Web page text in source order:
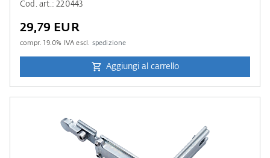
Cod. art.: 220443
29,79 EUR
compr.19.0% IVA escl. spedizione
Aggiungi al carrello